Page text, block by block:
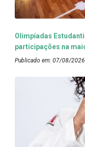
Olimpíadas
participações na
Publicado em: 07/08/2026